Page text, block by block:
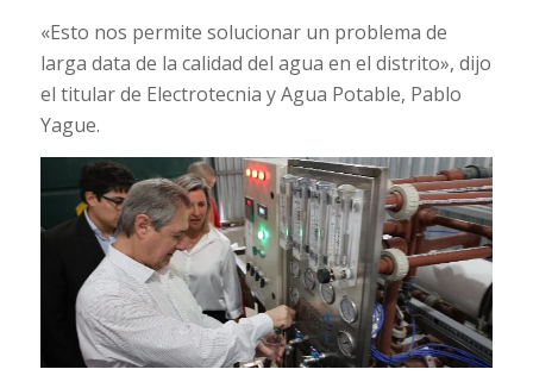
«Esto nos permite solucionar un problema de
larga data de la calidad del agua en el distrito», dijo
el titular de Electrotecnia y Agua Potable, Pablo
Yague.